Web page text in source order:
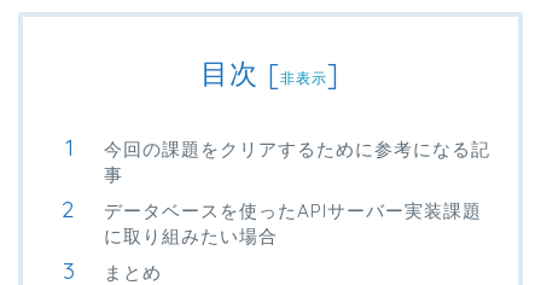
目次 [非表示]
今回の課題をクリアするために参考になる記
事
データベースを使ったAPIサーバー実装課題
に取り組みたい場合
まとめ